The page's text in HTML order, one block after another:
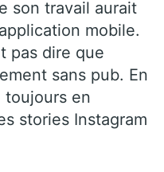
son travail aurait
mobile.
pas dire que
sans pub. En
en
stories Instagram